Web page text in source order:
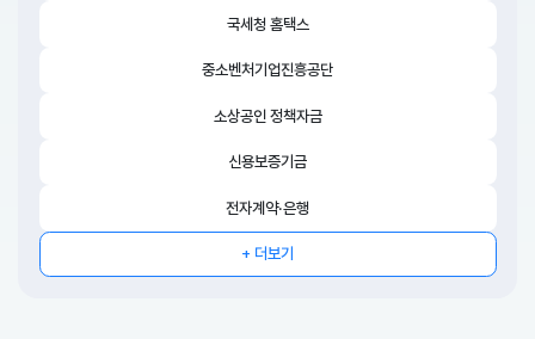
국세청 홈택스
중소벤처기업진흥공단
소상공인 정책자금
신용보증기금
전자계약·은행
+ 더보기